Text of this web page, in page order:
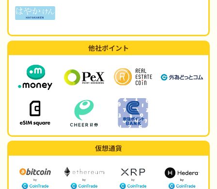
他社ポイント
仮想通貨